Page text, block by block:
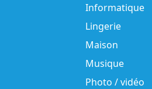
Informatique
Lingerie
Maison
Musique
Photo / vidéo